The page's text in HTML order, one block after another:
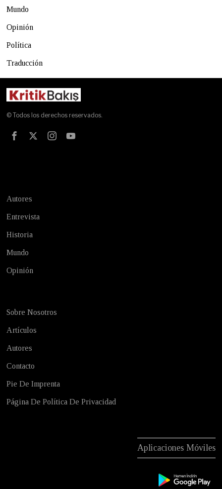
Mundo
Opinión
Política
Traducción
© Todos los derechos reservados.
Autores
Entrevista
Historia
Mundo
Opinión
Sobre Nosotros
Artículos
Autores
Contacto
Pie De Imprenta
Página De Política De Privacidad
Aplicaciones Móviles